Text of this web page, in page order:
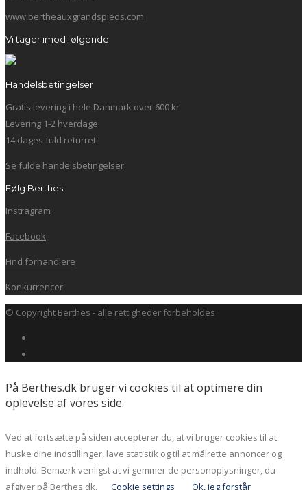
www.bertheauxgrandspieds.com
Vi tager imod følgende
Handelsbetingelser
Gratis levering i hele Danmark over 600 kr
Levering 1-2 hverdage
14 dages fuld returret
Se fulde handelsbetingelser
Følg Berthes
Instragram
Facebook
Find forhandlere
Konkurrencer
© Copyright Berthes - alle rettigheder forbeholdes
På Berthes.dk bruger vi cookies til at optimere din
oplevelse af vores side.
Ved at fortsætte på siden accepterer du, at vi bruger cookies til at
huske dine indstillinger, lave statistik og til at målrette annoncer og
indhold. Bemærk venligst at vi gemmer de personoplysninger, du
afgiver på Berthes.dk.
Cookie settings
Ok, jeg forstår